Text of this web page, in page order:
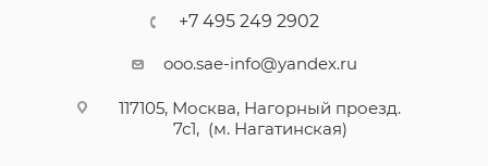
+7 495 249 2902
ooo.sae-info@yandex.ru
117105, Москва, Нагорный проезд.
7с1, (м. Нагатинская)